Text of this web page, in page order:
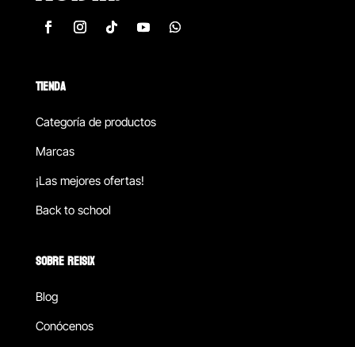
TIENDA
Categoría de productos
Marcas
¡Las mejores ofertas!
Back to school
SOBRE REISIX
Blog
Conócenos